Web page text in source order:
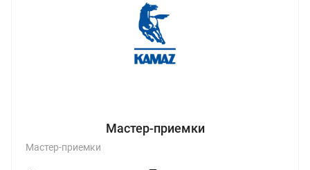
Мастер-приемки
Мастер-приемки